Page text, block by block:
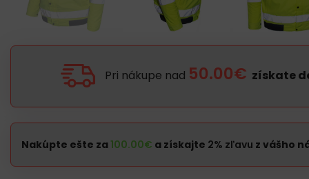
Pri nákupe nad 50.00€ získate
Nakúpte ešte za 100.00€ a získajte 2% zľavu z vášho